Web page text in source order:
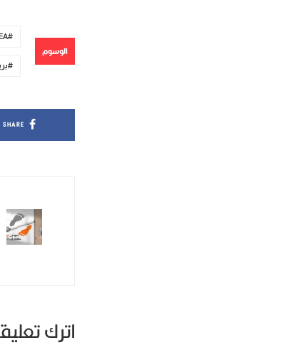
الوسوم
SHARE
اترك